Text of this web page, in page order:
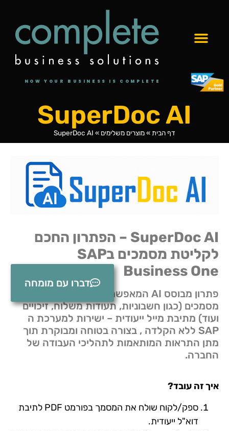
NOW YOUR BUSINESS IS COMPLETE
SuperDoc AI
דף הבית»מוצרים משלימים »
SuperDoc AI
SuperDoc AI – הפתרון החכם
לקליטת מסמכים בSAP
Business One
פתרון מבוסס AI המאפשר קליטה אוטומטית של
מסמכים (כגון חשבוניות, תעודות משלוח, זיכויים
ועוד) מתיבת מייל ייעודית – ישירות למערכת ה
SAP ללא הקלדה , בצורה בטוחה ומבוקרת תוך
מתן התראות המותאמות לתהליכי העבודה של
החברה.
איך זה עובד?
ספק/לקוח שולח את המסמך בפורמט PDF לתיבת
דוא"ל ייעודית.
דברו עם מומחה